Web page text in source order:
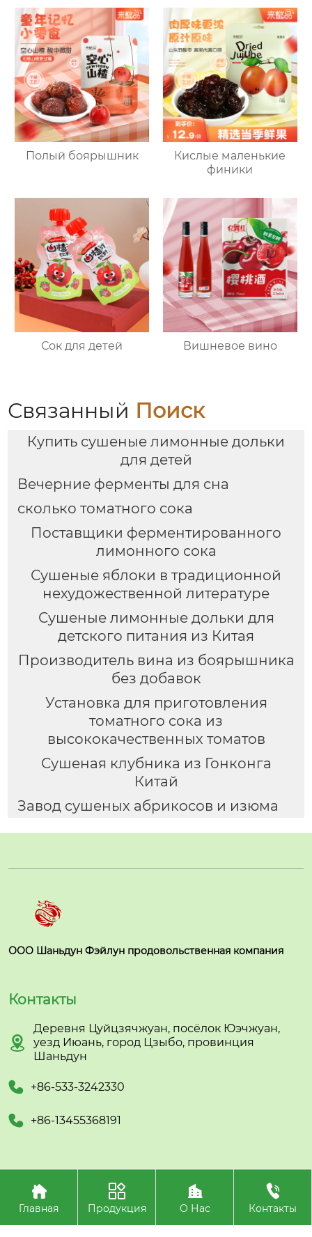
Полый боярышник
Кислые маленькие
финики
Сок для детей Вишневое вино
Связанный Поиск
Купить сушеные лимонные дольки
для детей
Вечерние ферменты для сна
сколько томатного сока
Поставщики ферментированного
лимонного сока
Сушеные яблоки в традиционной
нехудожественной литературе
Сушеные лимонные дольки для
детского питания из Китая
Производитель вина из боярышника
без добавок
Установка для приготовления
томатного сока из
высококачественных томатов
Сушеная клубника из Гонконга
Китай
Завод сушеных абрикосов и изюма
ООО Шаньдун Фэйлун продовольственная компания
Контакты

Деревня Цуйцзячжуан, посёлок Юэчжуан,
уезд Июань, город Цзыбо, провинция
Шаньдун
 +86-533-3242330
 +86-13455368191
Авторское право©ООО Шаньдун Фэйлун
продовольственная компания

Главная

Продукция

О Нас

Контакты